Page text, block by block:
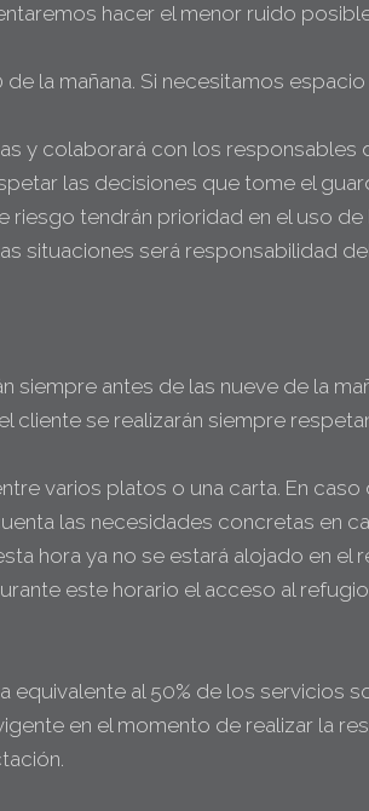
hacer el menor ruido
la mañana. Si necesitamos
y colaborará con los responsables
las decisiones que tome el
tendrán prioridad en el uso de
situaciones será responsabilidad
antes de las nueve de la
se realizarán siempre
varios platos o una carta. En
las necesidades concretas en
hora ya no se estará alojado en el
este horario el acceso al
equivalente al 50% de los servicios
en el momento de realizar la